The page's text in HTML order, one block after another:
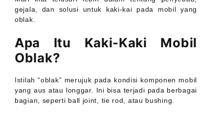
gejala, dan solusi untuk kaki-kai pada mobil yang
oblak.
Apa Itu Kaki-Kaki Mobil
Oblak?
Istilah “oblak” merujuk pada kondisi komponen mobil
yang aus atau longgar. Ini bisa terjadi pada berbagai
bagian, seperti ball joint, tie rod, atau bushing.